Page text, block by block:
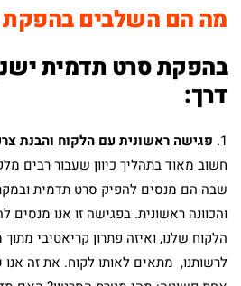
מה הם השלבים
בהפקת סרט תדמית
דרך:
1. פגישה ראשונית עם הלקוח והבנת
חשוב מאוד בתהליך כיוון שעבור רבים
שבה הם מנסים להפיק סרט תדמית
והכוונה ראשונית. בפגישה זו אנו
הלקוח שלנו, ואיזה פתרון קריאטיבי מתוך
לרשותנו, מתאים לאותו לקוח. את זה